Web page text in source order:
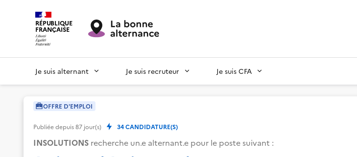
RÉPUBLIQUE
FRANÇAISE
Je suis alternant Je suis recruteur Je suis CFA
OFFRE D'EMPLOI
Publiée depuis87 jour(s) 34CANDIDATURE(S)
INSOLUTIONS recherche un.e alternant.e pour le poste suivant :